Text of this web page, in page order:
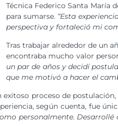
Técnica Federico Santa María
para sumarse. “Esta
perspectiva y fortaleció mi
Tras trabajar alrededor de un
encontraba mucho valor
un par de años y decidí
que me motivó a hacer el
proceso de
según cuenta, fue
personalmente.